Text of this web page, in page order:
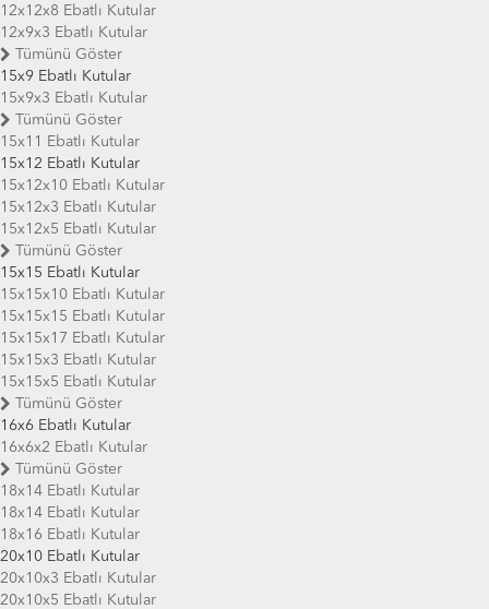
12x12x8 Ebatlı Kutular
12x9x3 Ebatlı Kutular
Tümünü Göster
15x9 Ebatlı Kutular
15x9x3 Ebatlı Kutular
Tümünü Göster
15x11 Ebatlı Kutular
15x12 Ebatlı Kutular
15x12x10 Ebatlı Kutular
15x12x3 Ebatlı Kutular
15x12x5 Ebatlı Kutular
Tümünü Göster
15x15 Ebatlı Kutular
15x15x10 Ebatlı Kutular
15x15x15 Ebatlı Kutular
15x15x17 Ebatlı Kutular
15x15x3 Ebatlı Kutular
15x15x5 Ebatlı Kutular
Tümünü Göster
16x6 Ebatlı Kutular
16x6x2 Ebatlı Kutular
Tümünü Göster
18x14 Ebatlı Kutular
18x14 Ebatlı Kutular
18x16 Ebatlı Kutular
20x10 Ebatlı Kutular
20x10x3 Ebatlı Kutular
20x10x5 Ebatlı Kutular